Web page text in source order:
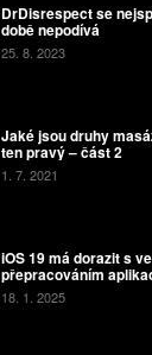
DrDisrespect se
době nepodívá
25. 8. 2023
Jaké jsou druhy
ten pravý – část 2
1. 7. 2021
iOS 19 má dorazit s
přepracováním
18. 1. 2025